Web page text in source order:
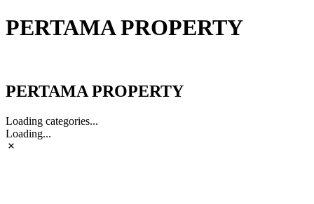
PERTAMA PROPERTY
PERTAMA PROPERTY
Loading categories...
Loading...